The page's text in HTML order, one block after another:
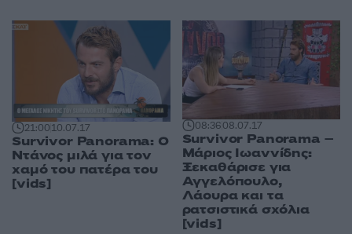
21:0010.07.17
Survivor Panorama: Ο
Ντάνος μιλά για τον
χαμό του πατέρα του
[vids]
08:3608.07.17
Survivor Panorama –
Μάριος Ιωαννίδης:
Ξεκαθάρισε για
Αγγελόπουλο,
Λάουρα και τα
ρατσιστικά σχόλια
[vids]